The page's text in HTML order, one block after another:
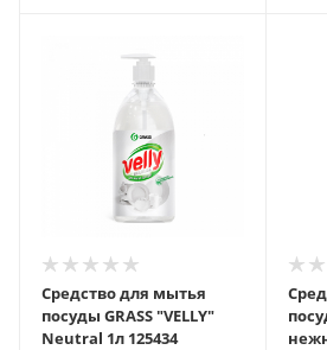
Средство для мытья
посуды GRASS "VELLY"
Neutral 1л 125434